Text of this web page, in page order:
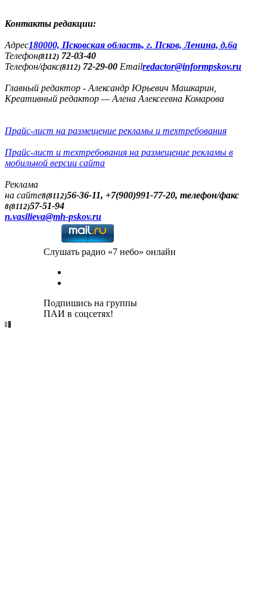
Контакты редакции:
Адреc180000, Псковская область, г. Псков, Ленина, д.6а
Телефон(8112) 72-03-40
Телефон/факс(8112) 72-29-00 Emailredactor@informpskov.ru
Главный редактор - Александр Юрьевич Машкарин,
Креативный редактор — Алена Алексеевна Комарова
Прайс-лист на размещение рекламы и техтребования
Прайс-лист и техтребования на размещение рекламы в
мобильной версии сайта
Реклама
на сайте8(8112)56-36-11, +7(900)991-77-20, телефон/факс
8(8112)57-51-94
n.vasilieva@mh-pskov.ru
Слушать радио «7 небо» онлайн
Подпишись на группы
ПАИ в соцсетях!